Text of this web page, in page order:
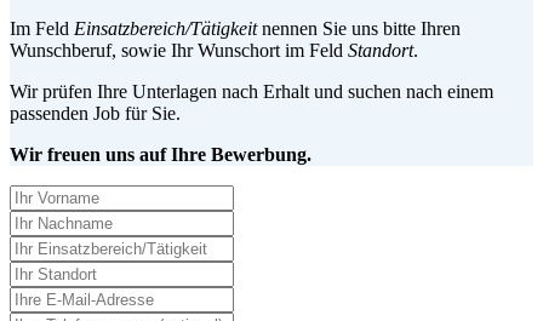
Im Feld Einsatzbereich/Tätigkeitnennen Sie uns bitte Ihren
Wunschberuf, sowie Ihr Wunschort im Feld Standort.
Wir prüfen Ihre Unterlagen nach Erhalt und suchen nach einem
passenden Job für Sie.
Wir freuen uns auf Ihre Bewerbung.